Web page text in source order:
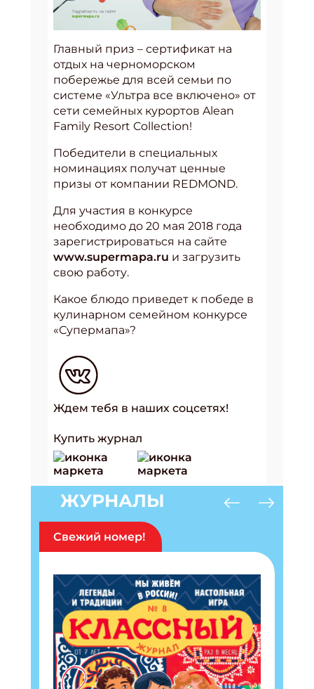
Главный приз – сертификат на
отдых на черноморском
побережье для всей семьи по
системе «Ультра все включено» от
сети семейных курортов Alean
Family Resort Collection!
Победители в специальных
номинациях получат ценные
призы от компании REDMOND.
Для участия в конкурсе
необходимо до 20 мая 2018 года
зарегистрироваться на сайте
www.supermapa.ru и загрузить
свою работу.
Какое блюдо приведет к победе в
кулинарном семейном конкурсе
«Супермапа»?
Ждем тебя в наших соцсетях!
Купить журнал
ЖУРНАЛЫ
Свежий номер!